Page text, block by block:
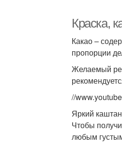
Краска,
Какао –
пропорции
Желаемый
//
Яркий
Чтобы
любым